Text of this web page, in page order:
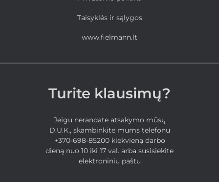
Taisyklės ir sąlygos
www.fielmann.lt
Turite klausimų?
Jeigu nerandate atsakymo mūsų
D.U.K., skambinkite mums telefonu
+370-698-85200 kiekvieną darbo
dieną nuo 10 iki 17 val. arba susisiekite
elektroniniu paštu